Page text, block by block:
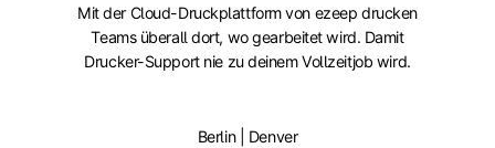
Mit der Cloud-Druckplattform von ezeep drucken
Teams überall dort, wo gearbeitet wird. Damit
Drucker-Support nie zu deinem Vollzeitjob wird.
Berlin | Denver